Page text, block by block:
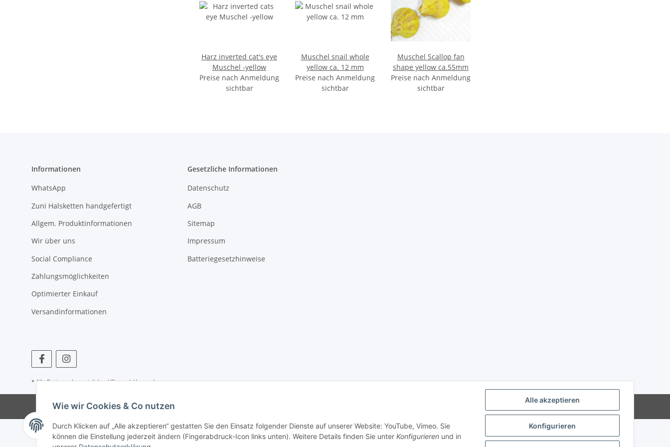
Harz inverted cat's eye
Muschel -yellow
Preise nach Anmeldung
sichtbar
Muschel snail whole
yellow ca. 12 mm
Preise nach Anmeldung
sichtbar
Muschel Scallop fan
shape yellow ca.55mm
Preise nach Anmeldung
sichtbar
Informationen
WhatsApp
Zuni Halsketten handgefertigt
Allgem. Produktinformationen
Wir über uns
Social Compliance
Zahlungsmöglichkeiten
Optimierter Einkauf
Versandinformationen
Gesetzliche Informationen
Datenschutz
AGB
Sitemap
Impressum
Batteriegesetzhinweise
* Alle Preise zzgl. gesetzlicher USt., zzgl.Versand
Wie wir Cookies & Co nutzen
Durch Klicken auf „Alle akzeptieren“ gestatten Sie den Einsatz folgender Dienste auf unserer Website: YouTube, Vimeo. Sie
können die Einstellung jederzeit ändern (Fingerabdruck-Icon links unten). Weitere Details finden Sie unter Konfigurieren und in
Alle akzeptieren
Konfigurieren